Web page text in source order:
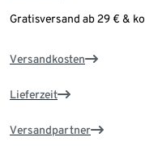
Gratisversand ab 29 € &
Versandkosten
Lieferzeit
Versandpartner